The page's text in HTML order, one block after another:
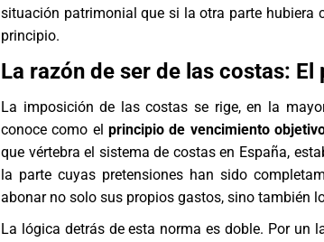
situación patrimonial que si la otra parte hubiera
principio.
La razón de ser de las costas:
La imposición de las costas se rige, en la
conoce como el principio de vencimiento
que vértebra el sistema de costas en España,
la parte cuyas pretensiones han sido
abonar no solo sus propios gastos, sino también
La lógica detrás de esta norma es doble. Por un